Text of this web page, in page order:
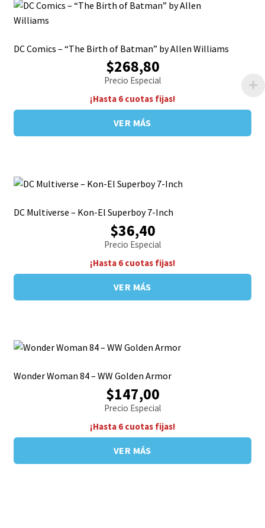
DC Comics – “The Birth of Batman” by Allen Williams
$268,80
Precio Especial
¡Hasta 6 cuotas fijas!
VER MÁS
DC Multiverse – Kon-El Superboy 7-Inch
$36,40
Precio Especial
¡Hasta 6 cuotas fijas!
VER MÁS
Wonder Woman 84 – WW Golden Armor
$147,00
Precio Especial
¡Hasta 6 cuotas fijas!
VER MÁS